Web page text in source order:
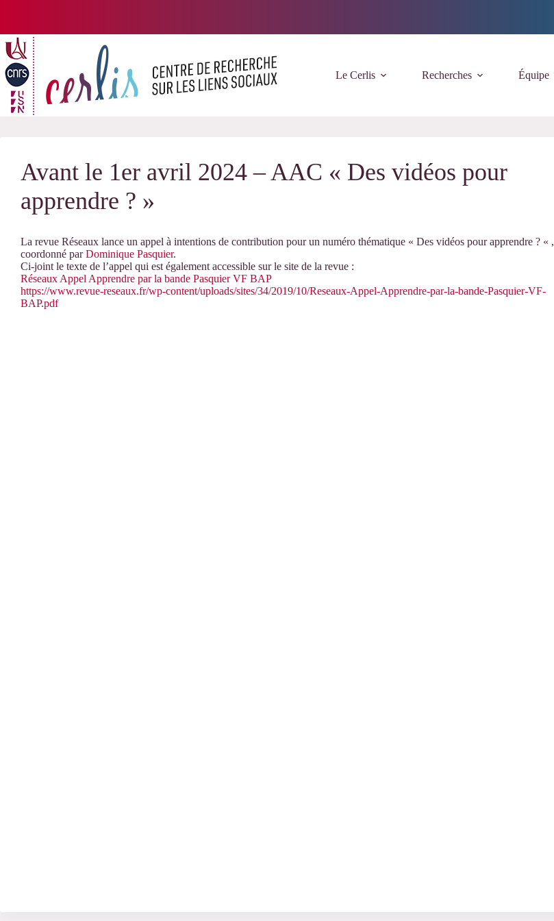
Le Cerlis Recherches Équipe
Avant le 1er avril 2024 – AAC « Des vidéos pour
apprendre ? »
La revue Réseaux lance un appel à intentions de contribution pour un numéro thématique « Des vidéos pour apprendre ? « ,
coordonné parDominique Pasquier.
Ci-joint le texte de l’appel qui est également accessible sur le site de la revue :
Réseaux Appel Apprendre par la bande Pasquier VF BAP
https://www.revue-reseaux.fr/wp-content/uploads/sites/34/2019/10/Reseaux-Appel-Apprendre-par-la-bande-Pasquier-VF-
BAP.pdf